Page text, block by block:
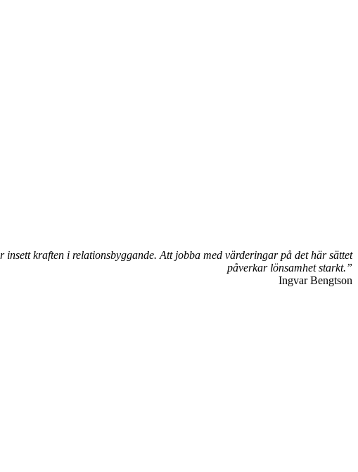
kraften i relationsbyggande. Att jobba med värderingar på det här sättet
påverkar lönsamhet starkt.”
Ingvar Bengtson